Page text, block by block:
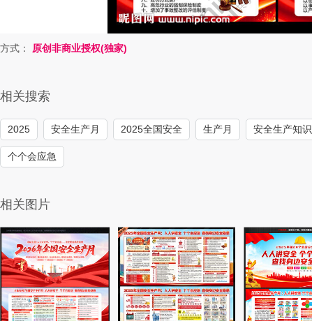
方式： 原创非商业授权(独家)
相关搜索
2025 安全生产月 2025全国安全 生产月 安全生产知识
个个会应急
相关图片